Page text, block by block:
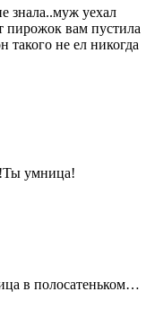
знала..муж уехал
пирожок вам пустила
такого не ел никогда
умница!
в полосатеньком…